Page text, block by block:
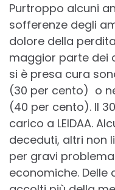
Purtroppo alcuni
sofferenze degli
dolore della
maggior parte dei
si è presa cura
(30 per cento) o
(40 per cento). Il
carico a LEIDAA.
deceduti, altri non
per gravi
economiche.